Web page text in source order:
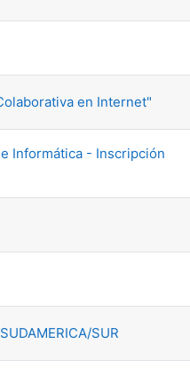
en Internet"
Informática - Inscripción
SUR